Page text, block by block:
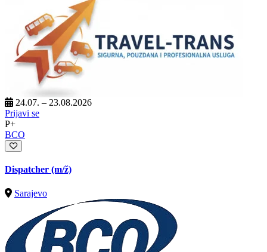
24.07. – 23.08.2026
Prijavi se
P+
BCO
Dispatcher (m/ž)
Sarajevo